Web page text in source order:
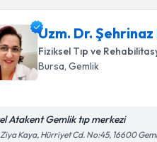
Uzm. Dr. Şehrinaz
Fiziksel Tıp ve
Bursa , Gemlik
Atakent Gemlik tıp merkezi
Kaya, Hürriyet Cd. No:45, 16600